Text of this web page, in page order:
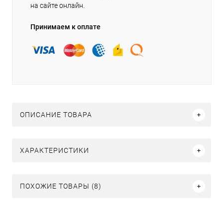
на сайте онлайн.
Принимаем к оплате
ОПИСАНИЕ ТОВАРА
ХАРАКТЕРИСТИКИ
ПОХОЖИЕ ТОВАРЫ (8)